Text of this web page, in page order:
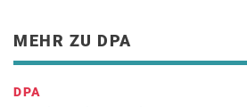
MEHR ZU DPA
DPA